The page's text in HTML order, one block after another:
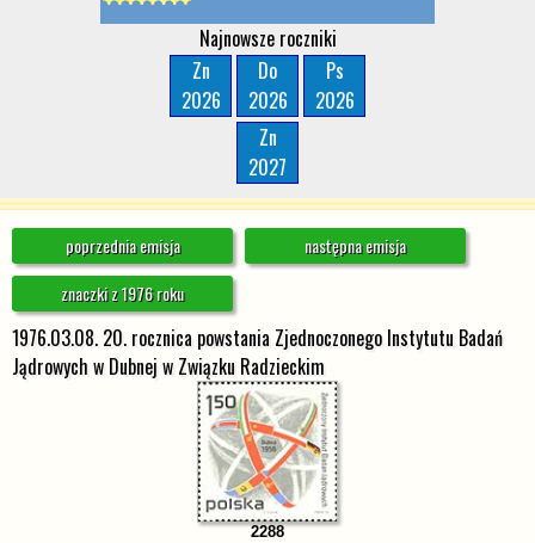
Najnowsze roczniki
Zn
2026
Do
2026
Ps
2026
Zn
2027
poprzednia emisja
następna emisja
znaczki z 1976 roku
1976.03.08. 20. rocznica powstania Zjednoczonego Instytutu Badań
Jądrowych w Dubnej w Związku Radzieckim
2288